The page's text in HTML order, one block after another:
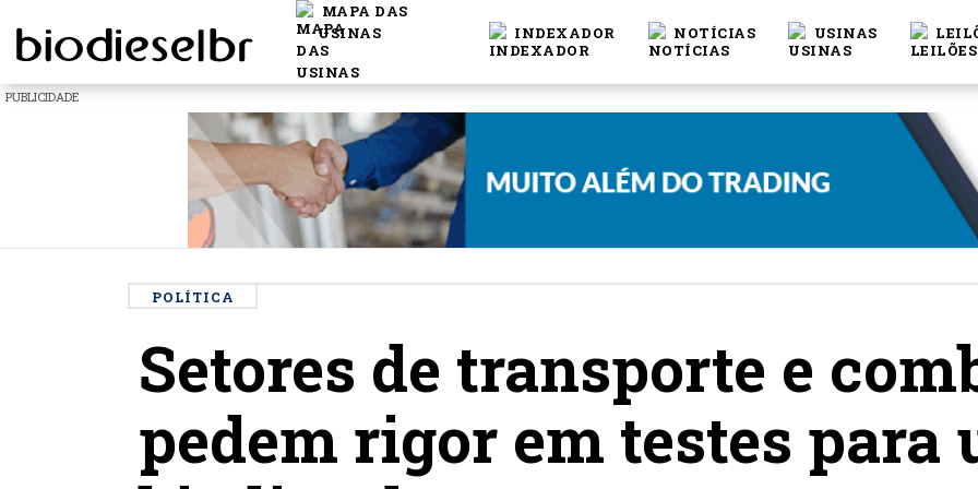
MAPA DAS
USINAS
INDEXADOR NOTÍCIAS USINAS
PUBLICIDADE
POLÍTICA
Setores de transporte e
pedem rigor em testes para